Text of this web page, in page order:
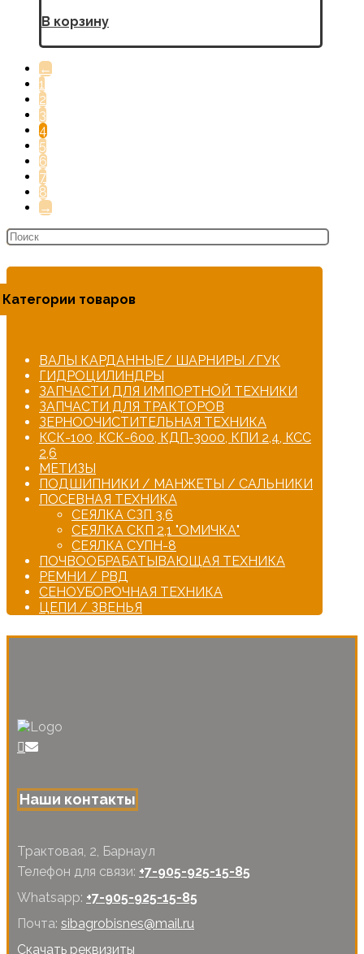
В корзину
←
1
2
3
4
5
6
7
8
→
Категории товаров
ВАЛЫ КАРДАННЫЕ/ ШАРНИРЫ /ГУК
ГИДРОЦИЛИНДРЫ
ЗАПЧАСТИ ДЛЯ ИМПОРТНОЙ ТЕХНИКИ
ЗАПЧАСТИ ДЛЯ ТРАКТОРОВ
ЗЕРНООЧИСТИТЕЛЬНАЯ ТЕХНИКА
КСК-100, КСК-600, КДП-3000, КПИ 2,4, КСС
2,6
МЕТИЗЫ
ПОДШИПНИКИ / МАНЖЕТЫ / САЛЬНИКИ
ПОСЕВНАЯ ТЕХНИКА
СЕЯЛКА СЗП 3,6
СЕЯЛКА СКП 2,1 "ОМИЧКА"
СЕЯЛКА СУПН-8
ПОЧВООБРАБАТЫВАЮЩАЯ ТЕХНИКА
РЕМНИ / РВД
СЕНОУБОРОЧНАЯ ТЕХНИКА
ЦЕПИ / ЗВЕНЬЯ
Наши контакты
Трактовая, 2, Барнаул
Телефон для связи: +7-905-925-15-85
Whatsapp: +7-905-925-15-85
Почта: sibagrobisnes@mail.ru
Скачать реквизиты